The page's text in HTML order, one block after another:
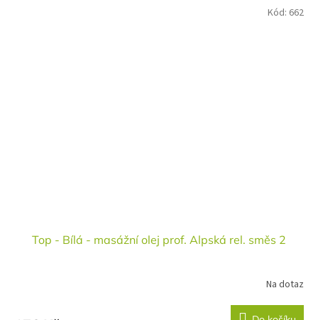
Top - Bílá - masážní olej prof. Alpská rel. směs 2
Na dotaz
Kód: 662